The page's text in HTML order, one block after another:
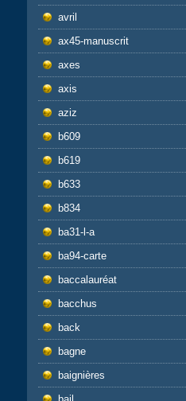
avril
ax45-manuscrit
axes
axis
aziz
b609
b619
b633
b834
ba31-l-a
ba94-carte
baccalauréat
bacchus
back
bagne
baignières
bail